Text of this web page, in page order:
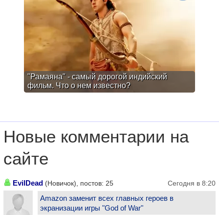
"Рамаяна" - самый дорогой индийский
фильм. Что о нем известно?
Новые комментарии на
сайте
EvilDead (Новичок), постов: 25 Сегодня в 8:20
Amazon заменит всех главных героев в
экранизации игры "God of War"